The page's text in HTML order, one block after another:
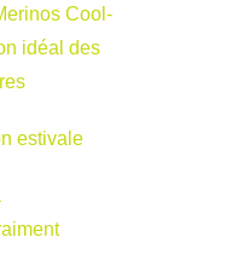
Cool-
idéal des
estivale